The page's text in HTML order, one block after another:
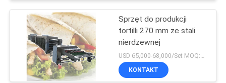
przetwarzania
warzyw owocowych
Sprzęt do produkcji
tortilli 270 mm ze stali
nierdzewnej
USD 65,000-68,000/Set MOQ:1 zestaw
KONTAKT